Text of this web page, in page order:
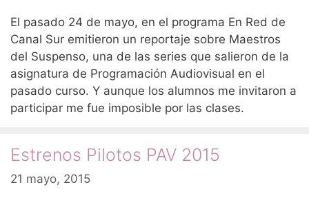
El pasado 24 de mayo, en el programa En Red de
Canal Sur emitieron un reportaje sobre Maestros
del Suspenso, una de las series que salieron de la
asignatura de Programación Audiovisual en el
pasado curso. Y aunque los alumnos me invitaron a
participar me fue imposible por las clases.
Estrenos Pilotos PAV 2015
21 mayo, 2015